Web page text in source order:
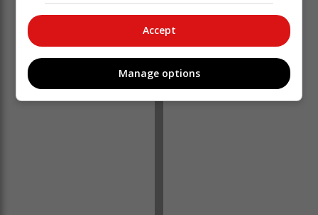
gehad en ons het dit bereik. Ons sien uit na die tweede
ronde ligawedstryde wat op pad is asook die komende
Paasnaweek-sokkertoernooi in Dysselsdorp.
‘Ons bring jou die nuutste Tuinroete, Hessequa,
Karoo nuus’
Accept
Manage options